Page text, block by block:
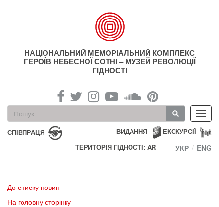
НАЦІОНАЛЬНИЙ МЕМОРІАЛЬНИЙ КОМПЛЕКС
ГЕРОЇВ НЕБЕСНОЇ СОТНІ – МУЗЕЙ РЕВОЛЮЦІЇ
ГІДНОСТІ
Пошукова
форма
Пошук
СПІВПРАЦЯ ЕКСКУРСІЇ
ВИДАННЯ
ТЕРИТОРІЯ ГІДНОСТІ: AR
УКР ENG
До списку новин
На головну сторінку